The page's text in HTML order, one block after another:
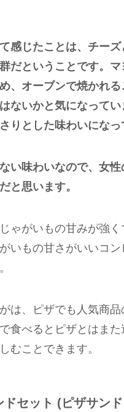
感じたことは、チー
だということです。
、オーブンで焼かれる
ないかと気になって
りとした味わいになっ
い味わいなので、女
と思います。
ゃがいもの甘みが強
いもの甘さがいいコン
は、ピザでも人気商品
食べるとピザとはま
むことできます。
ドセット (ピザサン